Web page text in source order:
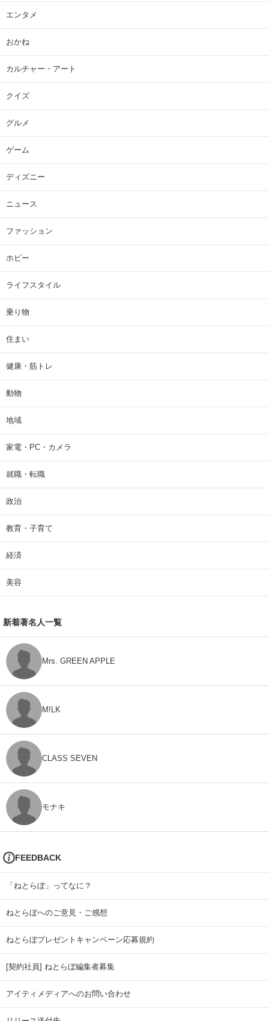
エンタメ
おかね
カルチャー・アート
クイズ
グルメ
ゲーム
ディズニー
ニュース
ファッション
ホビー
ライフスタイル
乗り物
住まい
健康・筋トレ
動物
地域
家電・PC・カメラ
就職・転職
政治
教育・子育て
経済
美容
新着著名人一覧
Mrs. GREEN APPLE
M!LK
CLASS SEVEN
モナキ
FEEDBACK
「ねとらぼ」ってなに？
ねとらぼへのご意見・ご感想
ねとらぼプレゼントキャンペーン応募規約
[契約社員] ねとらぼ編集者募集
アイティメディアへのお問い合わせ